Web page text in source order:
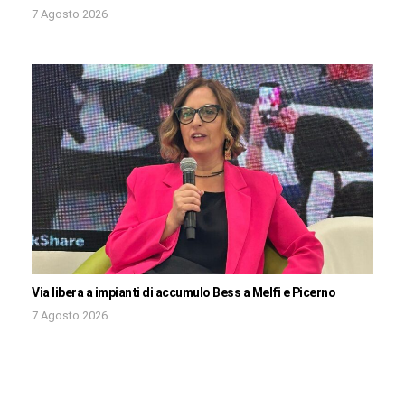
7 Agosto 2026
Via libera a impianti di accumulo Bess a Melfi e Picerno
7 Agosto 2026